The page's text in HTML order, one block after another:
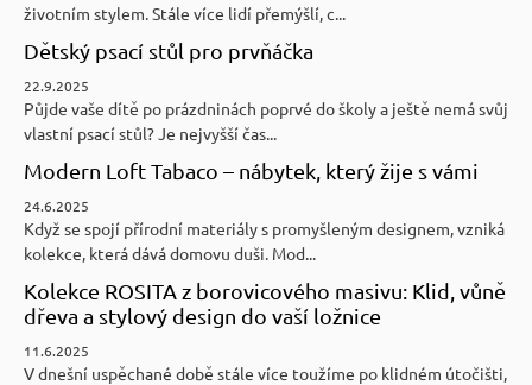
životním stylem. Stále více lidí přemýšlí, c...
Dětský psací stůl pro prvňáčka
22.9.2025
Půjde vaše dítě po prázdninách poprvé do školy a ještě nemá svůj
vlastní psací stůl? Je nejvyšší čas...
Modern Loft Tabaco – nábytek, který žije s vámi
24.6.2025
Když se spojí přírodní materiály s promyšleným designem, vzniká
kolekce, která dává domovu duši. Mod...
Kolekce ROSITA z borovicového masivu: Klid, vůně
dřeva a stylový design do vaší ložnice
11.6.2025
V dnešní uspěchané době stále více toužíme po klidném útočišti,